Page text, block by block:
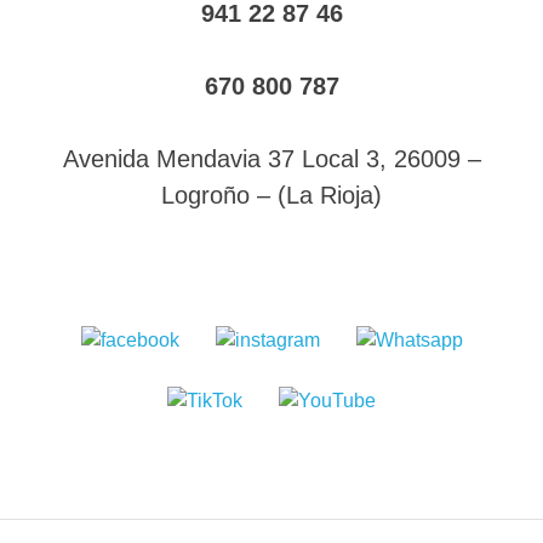
941 22 87 46
670 800 787
Avenida Mendavia 37 Local 3, 26009 –
Logroño – (La Rioja)